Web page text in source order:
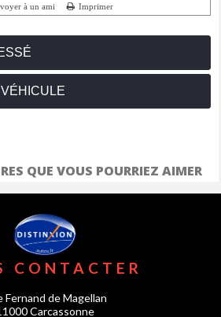
à un ami Imprimer
QUE VOUS POURRIEZ AIMER
CONTACTER
Fernand de Magellan
Carcassonne